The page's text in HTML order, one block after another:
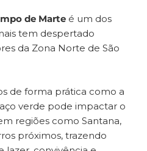
de Marte é um dos
tem despertado
da Zona Norte de São
de forma prática como a
verde pode impactar o
regiões como Santana,
próximos, trazendo